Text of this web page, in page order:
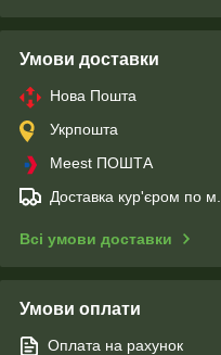
Умови доставки
Нова Пошта
Укрпошта
Meest ПОШТА
Доставка кур'єром по
Всі умови доставки
Умови оплати
Оплата на рахунок